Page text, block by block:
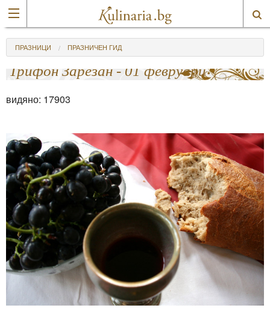
ПРАЗНИЦИ ПРАЗНИЧЕН ГИД
Трифон Зарезан - 01 февруари
видяно: 17903